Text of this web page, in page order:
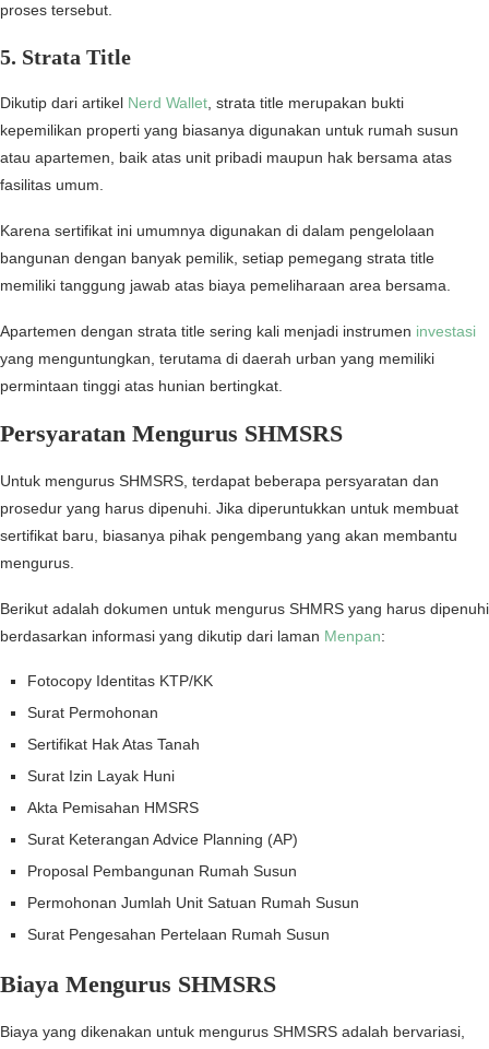
proses tersebut.
5. Strata Title
Dikutip dari artikel Nerd Wallet, strata title merupakan bukti
kepemilikan properti yang biasanya digunakan untuk rumah susun
atau apartemen, baik atas unit pribadi maupun hak bersama atas
fasilitas umum.
Karena sertifikat ini umumnya digunakan di dalam pengelolaan
bangunan dengan banyak pemilik, setiap pemegang strata title
memiliki tanggung jawab atas biaya pemeliharaan area bersama.
Apartemen dengan strata title sering kali menjadi instrumen investasi
yang menguntungkan, terutama di daerah urban yang memiliki
permintaan tinggi atas hunian bertingkat.
Persyaratan Mengurus SHMSRS
Untuk mengurus SHMSRS, terdapat beberapa persyaratan dan
prosedur yang harus dipenuhi. Jika diperuntukkan untuk membuat
sertifikat baru, biasanya pihak pengembang yang akan membantu
mengurus.
Berikut adalah dokumen untuk mengurus SHMRS yang harus dipenuhi
berdasarkan informasi yang dikutip dari laman Menpan:
Fotocopy Identitas KTP/KK
Surat Permohonan
Sertifikat Hak Atas Tanah
Surat Izin Layak Huni
Akta Pemisahan HMSRS
Surat Keterangan Advice Planning (AP)
Proposal Pembangunan Rumah Susun
Permohonan Jumlah Unit Satuan Rumah Susun
Surat Pengesahan Pertelaan Rumah Susun
Biaya Mengurus SHMSRS
Biaya yang dikenakan untuk mengurus SHMSRS adalah bervariasi,